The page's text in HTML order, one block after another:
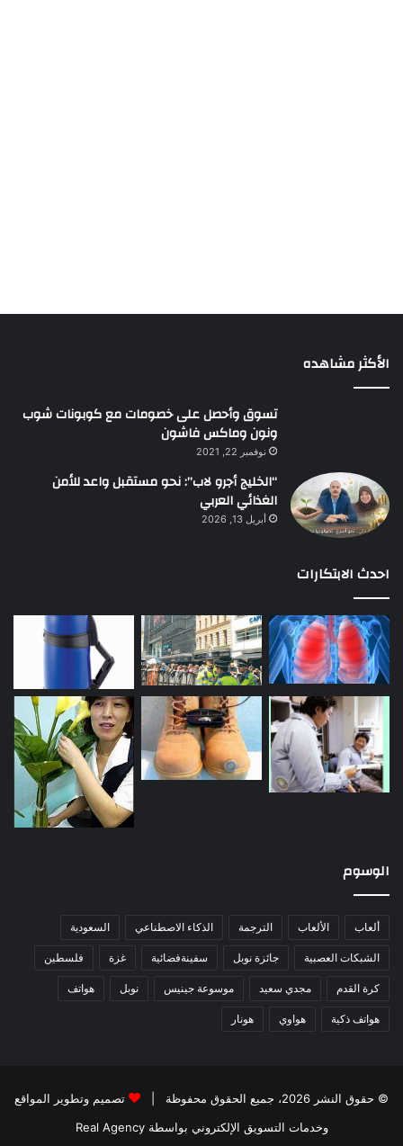
الأكثر مشاهده
تسوق وأحصل على خصومات مع كوبونات شوب
ونون وماكس فاشون
نوفمبر 22, 2021
“الخليج أجرو لاب”: نحو مستقبل واعد للأمن
الغذائي العربي
أبريل 13, 2026
احدث الابتكارات
الوسوم
ألعاب الألعاب الترجمة الذكاء الاصطناعي السعودية
الشبكات العصبية جائزة نوبل سفينةفضائية غزة فلسطين
كرة القدم مجدي سعيد موسوعة جينيس نوبل هواتف
هواتف ذكية هواوي هونار
© حقوق النشر 2026، جميع الحقوق محفوظة |
تصميم وتطوير المواقع
وخدمات التسويق الإلكتروني بواسطة Real Agency